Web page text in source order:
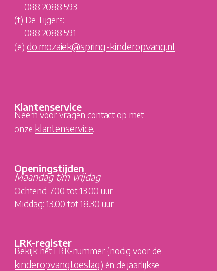
088 2088 593
(t) De Tijgers:
088 2088 591
(e) do.mozaiek@spring-kinderopvang.nl
Klantenservice
Neem voor vragen contact op met
onze klantenservice.
Openingstijden
Maandag t/m vrijdag
Ochtend: 7.00 tot 13.00 uur
Middag: 13.00 tot 18.30 uur
LRK-register
Bekijk het LRK-nummer (nodig voor de
kinderopvangtoeslag) én de jaarlijkse